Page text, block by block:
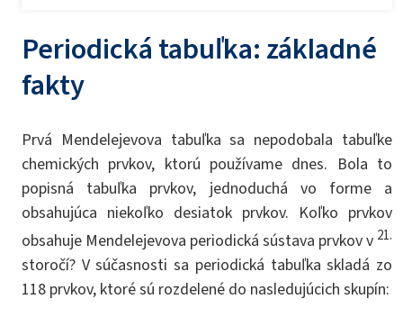
Periodická tabuľka: základné
fakty
Prvá Mendelejevova tabuľka sa nepodobala tabuľke
chemických prvkov, ktorú používame dnes. Bola to
popisná tabuľka prvkov, jednoduchá vo forme a
obsahujúca niekoľko desiatok prvkov. Koľko prvkov
obsahuje Mendelejevova periodická sústava prvkov v 21.
storočí? V súčasnosti sa periodická tabuľka skladá zo
118 prvkov, ktoré sú rozdelené do nasledujúcich skupín: